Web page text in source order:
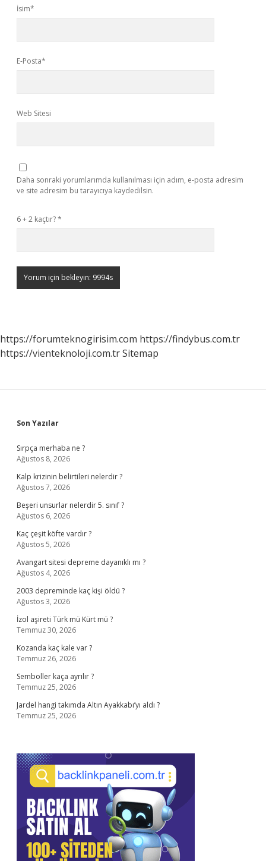
İsim*
E-Posta*
Web Sitesi
Daha sonraki yorumlarımda kullanılması için adım, e-posta adresim
ve site adresim bu tarayıcıya kaydedilsin.
6 + 2 kaçtır?*
https://forumteknogirisim.com https://findybus.com.tr
https://vienteknoloji.com.trSitemap
Sidebar
Son Yazılar
Sırpça merhaba ne ?
Ağustos 8, 2026
Kalp krizinin belirtileri nelerdir ?
Ağustos 7, 2026
Beşeri unsurlar nelerdir 5. sınıf ?
Ağustos 6, 2026
Kaç çeşit köfte vardır ?
Ağustos 5, 2026
Avangart sitesi depreme dayanıklı mı ?
Ağustos 4, 2026
2003 depreminde kaç kişi öldü ?
Ağustos 3, 2026
İzol aşireti Türk mü Kürt mü ?
Temmuz 30, 2026
Kozanda kaç kale var ?
Temmuz 26, 2026
Semboller kaça ayrılır ?
Temmuz 25, 2026
Jardel hangi takımda Altın Ayakkabı’yı aldı ?
Temmuz 25, 2026